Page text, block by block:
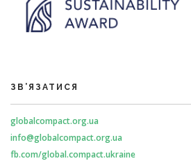
ЗВ’ЯЗАТИСЯ
globalcompact.org.ua
info@globalcompact.org.ua
fb.com/global.compact.ukraine